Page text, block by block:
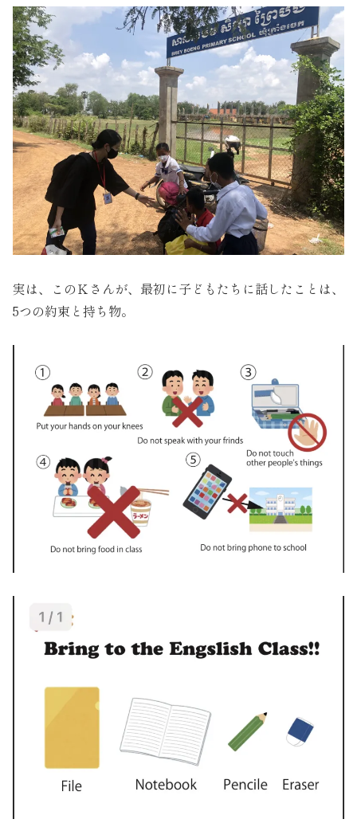
実は、このＫさんが、最初に子どもたちに話したことは、
5つの約束と持ち物。